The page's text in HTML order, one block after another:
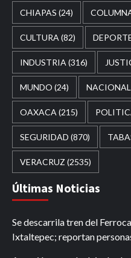
CHIAPAS (24)
CULTURA (82)
INDUSTRIA (316)
MUNDO (24) NACIONAL
OAXACA (215)
SEGURIDAD (870)
VERACRUZ (2535)
Últimas Noticias
Se descarrila tren del
Ixtaltepec; reportan